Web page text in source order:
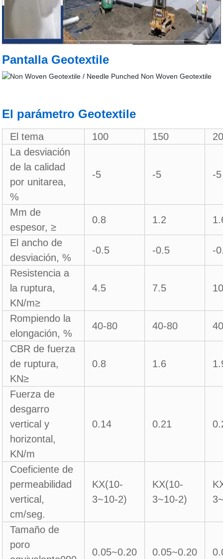
Pantalla Geotextile
El parámetro Geotextile
El tema 100 150
La desviación
de la calidad
por unitarea,
%
-5 -5 -5
Mm de
espesor, ≥
0.8 1.2
El ancho de
desviación, %
-0.5 -0.5 -
Resistencia a
la ruptura,
KN/m≥
4.5 7.5
Rompiendo la
elongación, %
40-80 40-80
CBR de fuerza
de ruptura,
KN≥
0.8 1.6
Fuerza de
desgarro
vertical y
horizontal,
KN/m
0.14 0.21
Coeficiente de
permeabilidad
vertical,
cm/seg.
KX(10-
3~10-2)
KX(10-
3~10-2)
Tamaño de
poro
0.05~0.20 0.05~0.20